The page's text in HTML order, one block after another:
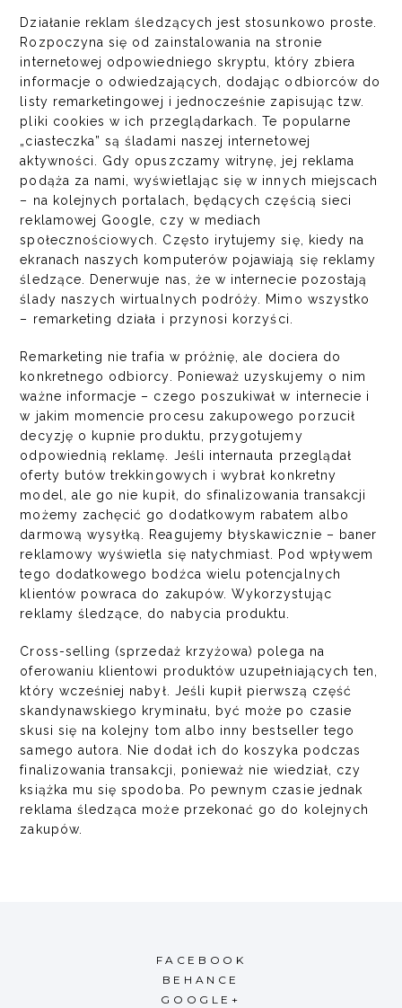
Działanie reklam śledzących jest stosunkowo proste.
Rozpoczyna się od zainstalowania na stronie
internetowej odpowiedniego skryptu, który zbiera
informacje o odwiedzających, dodając odbiorców do
listy remarketingowej i jednocześnie zapisując tzw.
pliki cookies w ich przeglądarkach. Te popularne
„ciasteczka” są śladami naszej internetowej
aktywności. Gdy opuszczamy witrynę, jej reklama
podąża za nami, wyświetlając się w innych miejscach
– na kolejnych portalach, będących częścią sieci
reklamowej Google, czy w mediach
społecznościowych. Często irytujemy się, kiedy na
ekranach naszych komputerów pojawiają się reklamy
śledzące. Denerwuje nas, że w internecie pozostają
ślady naszych wirtualnych podróży. Mimo wszystko
– remarketing działa i przynosi korzyści.
Remarketing nie trafia w próżnię, ale dociera do
konkretnego odbiorcy. Ponieważ uzyskujemy o nim
ważne informacje – czego poszukiwał w internecie i
w jakim momencie procesu zakupowego porzucił
decyzję o kupnie produktu, przygotujemy
odpowiednią reklamę. Jeśli internauta przeglądał
oferty butów trekkingowych i wybrał konkretny
model, ale go nie kupił, do sfinalizowania transakcji
możemy zachęcić go dodatkowym rabatem albo
darmową wysyłką. Reagujemy błyskawicznie – baner
reklamowy wyświetla się natychmiast. Pod wpływem
tego dodatkowego bodźca wielu potencjalnych
klientów powraca do zakupów. Wykorzystując
reklamy śledzące, do nabycia produktu.
Cross-selling (sprzedaż krzyżowa) polega na
oferowaniu klientowi produktów uzupełniających ten,
który wcześniej nabył. Jeśli kupił pierwszą część
skandynawskiego kryminału, być może po czasie
skusi się na kolejny tom albo inny bestseller tego
samego autora. Nie dodał ich do koszyka podczas
finalizowania transakcji, ponieważ nie wiedział, czy
książka mu się spodoba. Po pewnym czasie jednak
reklama śledząca może przekonać go do kolejnych
zakupów.
FACEBOOK
BEHANCE
GOOGLE+